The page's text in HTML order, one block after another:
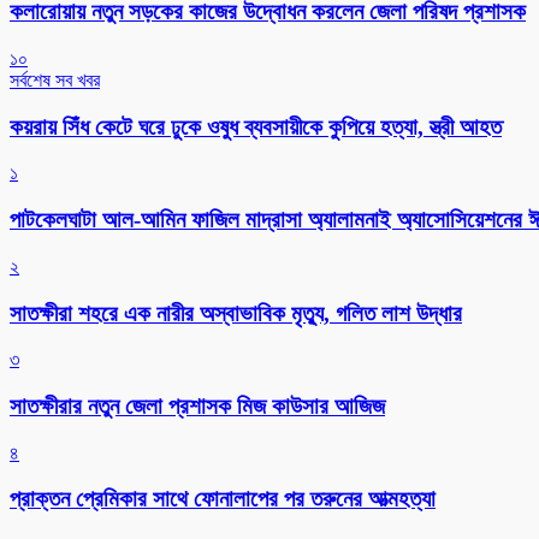
কলারোয়ায় নতুন সড়কের কাজের উদ্বোধন করলেন জেলা পরিষদ প্রশাসক
১০
সর্বশেষ সব খবর
কয়রায় সিঁধ কেটে ঘরে ঢুকে ওষুধ ব্যবসায়ীকে কুপিয়ে হত্যা, স্ত্রী আহত
১
পাটকেলঘাটা আল-আমিন ফাজিল মাদ্রাসা অ্যালামনাই অ্যাসোসিয়েশনের
২
সাতক্ষীরা শহরে এক নারীর অস্বাভাবিক মৃত্যু, গলিত লাশ উদ্ধার
৩
সাতক্ষীরার নতুন জেলা প্রশাসক মিজ কাউসার আজিজ
৪
প্রাক্তন প্রেমিকার সাথে ফোনালাপের পর তরুনের আত্মহত্যা